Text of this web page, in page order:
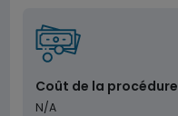
Coût de la procédure
N/A